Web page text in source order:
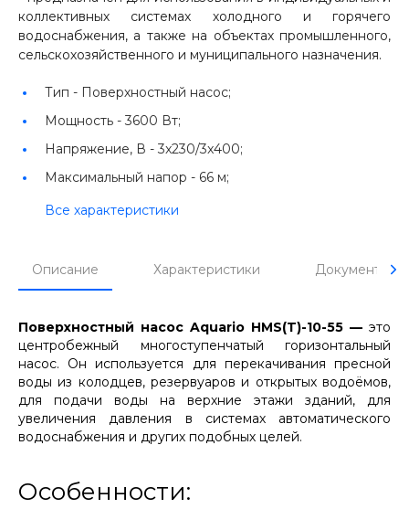
коллективных системах холодного и горячего
водоснабжения, а также на объектах промышленного,
сельскохозяйственного и муниципального назначения.
Тип - Поверхностный насос;
Мощность - 3600 Вт;
Напряжение, В - 3x230/3x400;
Максимальный напор - 66 м;
Все характеристики
Описание Характеристики Документы
Поверхностный насос Aquario HMS(T)-10-55 — это
центробежный многоступенчатый горизонтальный
насос. Он используется для перекачивания пресной
воды из колодцев, резервуаров и открытых водоёмов,
для подачи воды на верхние этажи зданий, для
увеличения давления в системах автоматического
водоснабжения и других подобных целей.
Особенности: